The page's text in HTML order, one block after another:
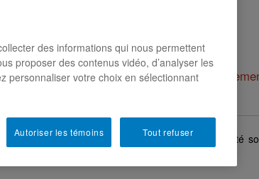
responsabilité sociale et
du Département de Stratégie, responsabilité
portent sur des questions en lien avec :
des informations qui nous permettent
proposer des contenus vidéo, d’analyser les
personnaliser votre choix en sélectionnant
Tout refuser
Autoriser les témoins